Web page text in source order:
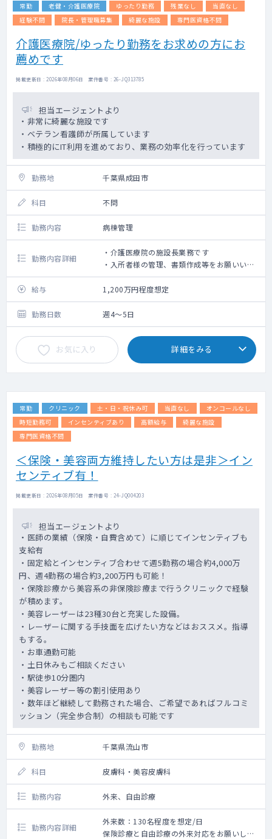
主な年齢層：幅広い層の患者様にご縁をいた
だいておりますが、富裕層の方がメインにな
常勤 老健・介護医療院 ゆったり勤務 残業なし
当直なし
経験不問
院長・管理職募集 綺麗な施設 専門医資格不問
介護医療院/ゆったり勤務をお求めの方にお
薦めです
掲載更新日 : 2026年08月06日 案件番号 : 26-JQ313785
担当エージェントより
・非常に綺麗な施設です
・ベテラン看護師が所属しています
・積極的にIT利用を進めており、業務の効率化を行っています
勤務地 千葉県成田市
科目 不問
勤務内容 病棟管理
勤務内容詳細
・介護医療院の施設長業務です
・入所者様の管理、書類作成等をお願いいた
します。
給与
1,200万円程度想定
勤務日数 週4～5日
お気に入り 詳細をみる
常勤 クリニック 土・日・祝休み可 当直なし
オンコールなし
時短勤務可
インセンティブあり 高額給与
綺麗な施設
専門医資格不問
＜保険・美容両方維持したい方は是非＞イン
センティブ有！
掲載更新日 : 2026年08月05日 案件番号 : 24-JQ004203
担当エージェントより
・医師の業績（保険・自費含めて）に順じてインセンティブも
支給有
・固定給とインセンティブ合わせて週5勤務の場合約4,000万
円、週4勤務の場合約3,200万円も可能！
・保険診療から美容系の非保険診療まで行うクリニックで経験
が積めます。
・美容レーザーは23種30台と充実した設備。
・レーザーに関する手技面を広げたい方などはおススメ。指導
もする。
・お車通勤可能
・土日休みもご相談ください
・駅徒歩10分圏内
・美容レーザー等の割引使用あり
・数年ほど継続して勤務された場合、ご希望であればフルコミ
ッション（完全歩合制）の相談も可能です
勤務地 千葉県流山市
科目 皮膚科・美容皮膚科
勤務内容 外来、自由診療
勤務内容詳細
外来数：130名程度を想定/日
保険診療と自由診療の外来対応をお願いしま